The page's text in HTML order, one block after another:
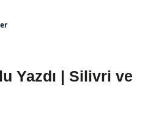
Yazdı | Silivri ve